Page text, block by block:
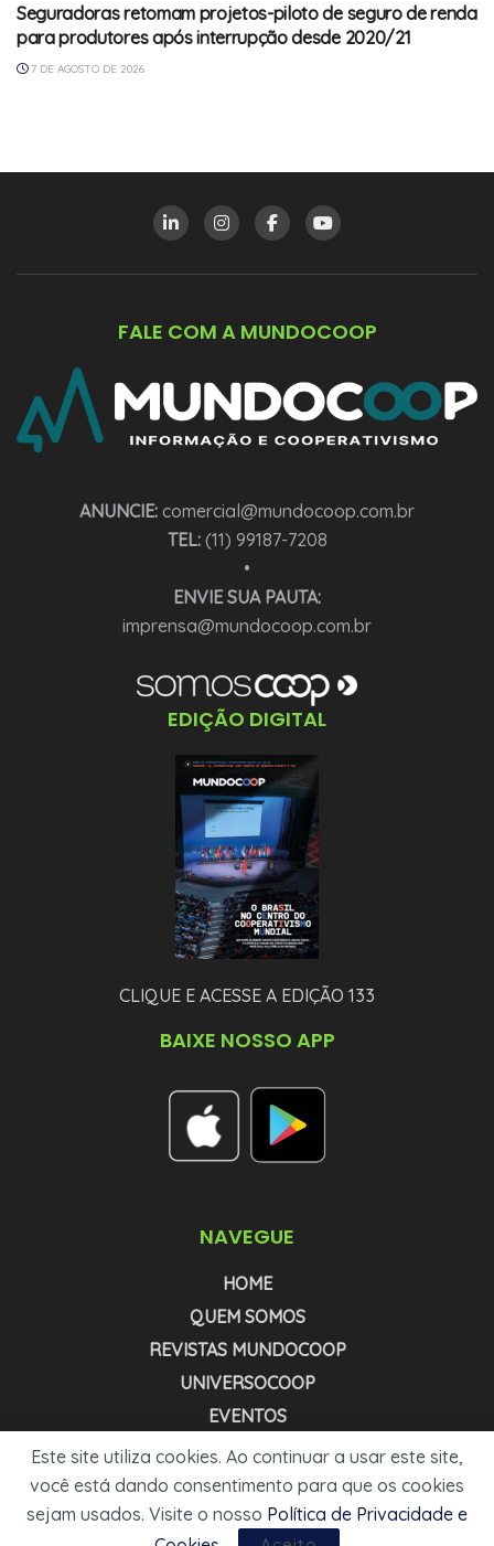
Seguradoras retomam projetos-piloto de seguro de renda
para produtores após interrupção desde 2020/21
7 DE AGOSTO DE 2026
FALE COM A MUNDOCOOP
ANUNCIE: comercial@mundocoop.com.br
TEL:(11) 99187-7208
•
ENVIE SUA PAUTA:
imprensa@mundocoop.com.br
EDIÇÃO DIGITAL
CLIQUE E ACESSE A EDIÇÃO 133
BAIXE NOSSO APP
NAVEGUE
HOME
QUEM SOMOS
REVISTAS MUNDOCOOP
UNIVERSOCOOP
EVENTOS
NEWSLETTER COOPNEWS
NEWSLETTER AGRONEWS
MÍDIA KIT
Este site utiliza cookies. Ao continuar a usar este site,
você está dando consentimento para que os cookies
sejam usados. Visite o nosso Política de Privacidade e